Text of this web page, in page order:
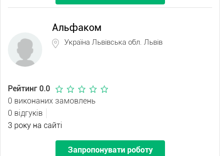
Альфаком
Україна Львівська обл. Львів
Рейтинг 0.0
0 виконаних замовлень
0 відгуків
3 року на сайті
Запропонувати роботу